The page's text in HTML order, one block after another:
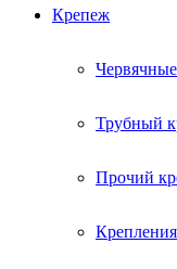
Крепеж
Трубный
Прочий
Крепления